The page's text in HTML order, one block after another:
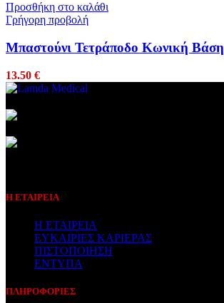
Προσθήκη στο καλάθι
Γρήγορη προβολή
Μπαστούνι Τετράποδο Κωνική Βάση
13.50 €
Η ΕΤΑΙΡΕΙΑ
Η ΕΤΑΙΡΕΙΑ
ΕΥΚΑΙΡΙΕΣ ΚΑΡΙΕΡΑΣ
ΠΙΣΤΟΠΟΙΗΣΗ
ΕΝΤΥΠΑ
ΠΛΗΡΟΦΟΡΙΕΣ